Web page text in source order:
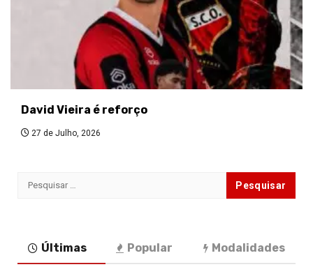
David Vieira é reforço
27 de Julho, 2026
Pesquisar
Últimas Popular Modalidades